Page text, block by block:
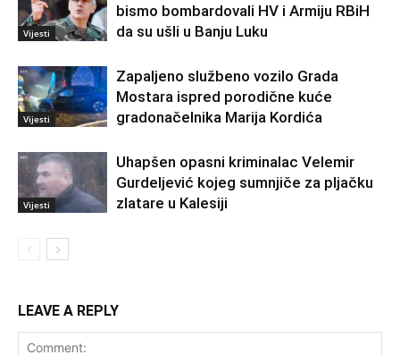
Vijesti
bismo bombardovali HV i Armiju RBiH
da su ušli u Banju Luku
Vijesti
Zapaljeno službeno vozilo Grada
Mostara ispred porodične kuće
gradonačelnika Marija Kordića
Vijesti
Uhapšen opasni kriminalac Velemir
Gurdeljević kojeg sumnjiče za pljačku
zlatare u Kalesiji
LEAVE A REPLY